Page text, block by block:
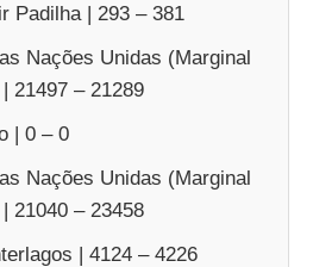
Padilha | 293 – 381
Nações Unidas (Marginal
21497 – 21289
| 0 – 0
Nações Unidas (Marginal
21040 – 23458
| 4124 – 4226